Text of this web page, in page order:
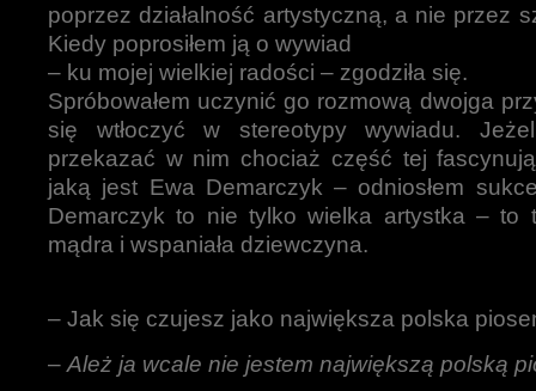
poprzez działalność artystyczną, a nie przez
Kiedy poprosiłem ją o wywiad
– ku mojej wielkiej radości – zgodziła się.
Spróbowałem uczynić go rozmową dwojga
się wtłoczyć w stereotypy wywiadu.
przekazać w nim chociaż część tej
jaką jest Ewa Demarczyk – odniosłem
Demarczyk to nie tylko wielka artystka – to
mądra i wspaniała dziewczyna.
– Jak się czujesz jako największa polska
– Ależ ja wcale nie jestem największą polską